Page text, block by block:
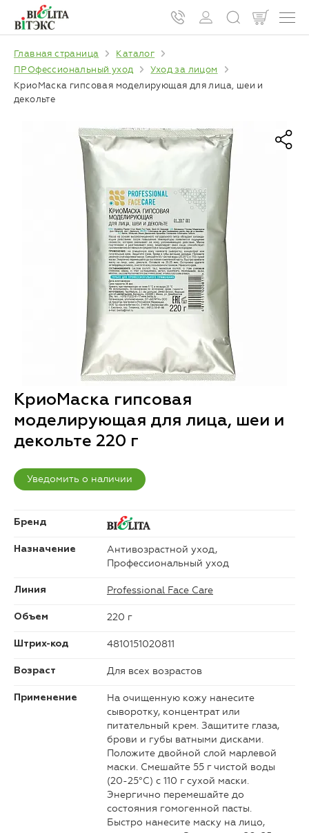
Главная страница
Каталог
ПРОфессиональный уход
Уход за лицом
КриоМаска гипсовая моделирующая для лица, шеи и
декольте
КриоМаска гипсовая
моделирующая для лица, шеи и
декольте 220 г
Уведомить о наличии
Бренд
Назначение
Антивозрастной уход,
Профессиональный уход
Линия Professional Face Care
Объем 220 г
Штрих-код 4810151020811
Возраст Для всех возрастов
Применение
На очищенную кожу нанесите
сыворотку, концентрат или
питательный крем. Защитите глаза,
брови и губы ватными дисками.
Положите двойной слой марлевой
маски. Смешайте 55 г чистой воды
(20-25°С) с 110 г сухой маски.
Энергично перемешайте до
состояния гомогенной пасты.
Быстро нанесите маску на лицо,